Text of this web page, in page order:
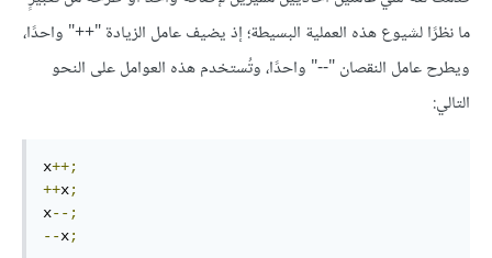
ما نظرًا لشيوع هذه العملية البسيطة؛ إذ يضيف عامل الزيادة "++" واحدًا،
ويطرح عامل النقصان "--" واحدًا، وتُستخدم هذه العوامل على النحو
التالي:
x++;
++x;
x--;
--x;